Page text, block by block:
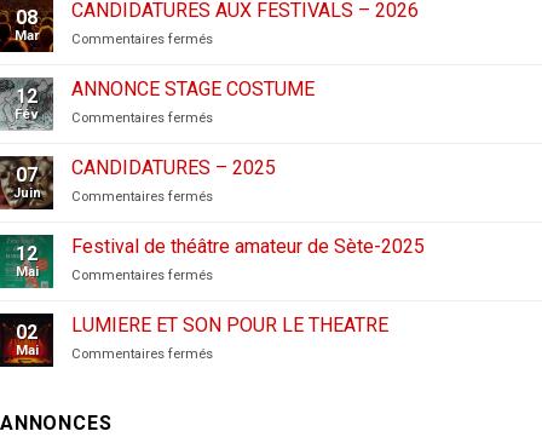
08
Mar
CANDIDATURES AUX FESTIVALS – 2026
Commentaires ferméssur
AUX
FESTIVALS
–
12
Fév
ANNONCE STAGE COSTUME
Commentaires ferméssur
STAGE
COSTUME
07
Juin
CANDIDATURES – 2025
Commentaires ferméssur
2025
12
Mai
Festival de théâtre amateur de Sète-2025
Commentaires ferméssur
de
théâtre
amateur
02
Mai
LUMIERE ET SON POUR LE THEATRE
Commentaires ferméssur
ANNONCES